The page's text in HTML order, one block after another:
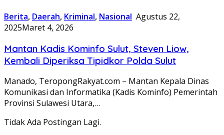
Berita, Daerah, Kriminal, Nasional Agustus 22,
2025Maret 4, 2026
Mantan Kadis Kominfo Sulut, Steven Liow,
Kembali Diperiksa Tipidkor Polda Sulut
Manado, TeropongRakyat.com – Mantan Kepala Dinas
Komunikasi dan Informatika (Kadis Kominfo) Pemerintah
Provinsi Sulawesi Utara,…
Tidak Ada Postingan Lagi.